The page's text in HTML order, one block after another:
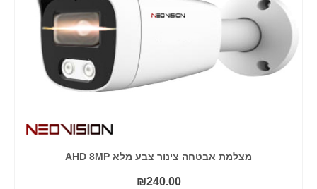
מצלמת אבטחה צינור צבע מלא AHD 8MP
₪240.00